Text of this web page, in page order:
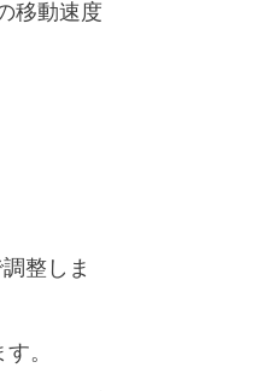
移動速度
整しま
。